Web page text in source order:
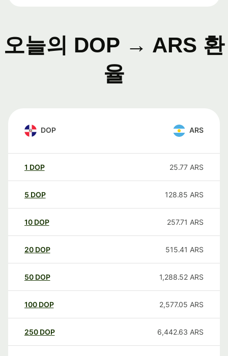
오늘의 DOP → ARS 환
율
DOP ARS
1 DOP 25.77 ARS
5 DOP 128.85 ARS
10 DOP 257.71 ARS
20 DOP 515.41 ARS
50 DOP 1,288.52 ARS
100 DOP 2,577.05 ARS
250 DOP 6,442.63 ARS